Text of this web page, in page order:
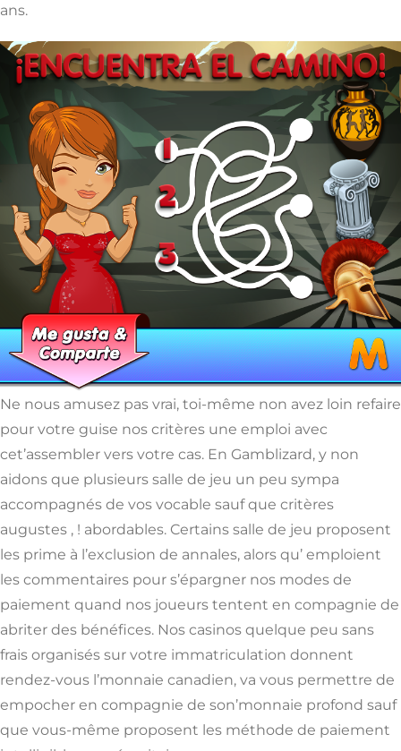
ans.
Ne nous amusez pas vrai, toi-même non avez loin refaire
pour votre guise nos critères une emploi avec
cet’assembler vers votre cas. En Gamblizard, y non
aidons que plusieurs salle de jeu un peu sympa
accompagnés de vos vocable sauf que critères
augustes , ! abordables. Certains salle de jeu proposent
les prime à l’exclusion de annales, alors qu’ emploient
les commentaires pour s’épargner nos modes de
paiement quand nos joueurs tentent en compagnie de
abriter des bénéfices. Nos casinos quelque peu sans
frais organisés sur votre immatriculation donnent
rendez-vous l’monnaie canadien, va vous permettre de
empocher en compagnie de son’monnaie profond sauf
que vous-même proposent les méthode de paiement